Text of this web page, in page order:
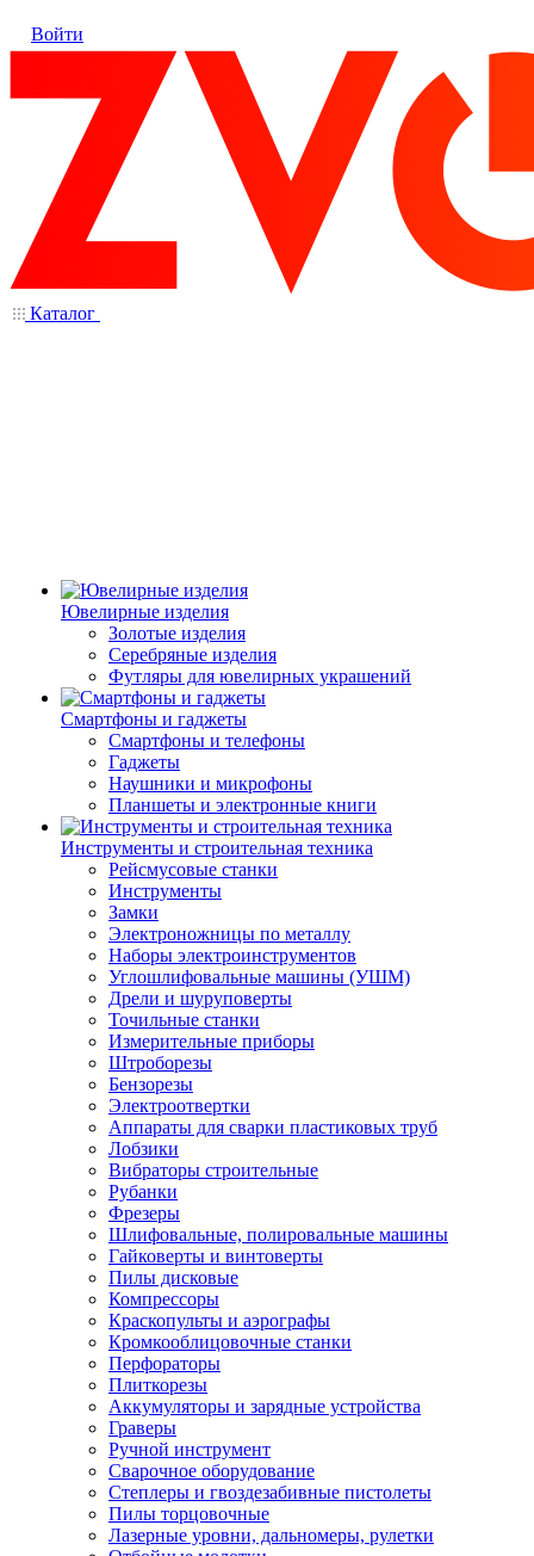
Войти
Каталог
Ювелирные изделия
Золотые изделия
Серебряные изделия
Футляры для ювелирных украшений
Смартфоны и гаджеты
Смартфоны и телефоны
Гаджеты
Наушники и микрофоны
Планшеты и электронные книги
Инструменты и строительная техника
Рейсмусовые станки
Инструменты
Замки
Электроножницы по металлу
Наборы электроинструментов
Углошлифовальные машины (УШМ)
Дрели и шуруповерты
Точильные станки
Измерительные приборы
Штроборезы
Бензорезы
Электроотвертки
Аппараты для сварки пластиковых труб
Лобзики
Вибраторы строительные
Рубанки
Фрезеры
Шлифовальные, полировальные машины
Гайковерты и винтоверты
Пилы дисковые
Компрессоры
Краскопульты и аэрографы
Кромкооблицовочные станки
Перфораторы
Плиткорезы
Аккумуляторы и зарядные устройства
Граверы
Ручной инструмент
Сварочное оборудование
Степлеры и гвоздезабивные пистолеты
Пилы торцовочные
Лазерные уровни, дальномеры, рулетки